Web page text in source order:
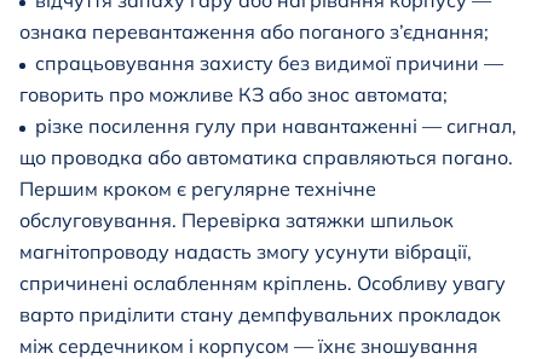
ознака перевантаження або поганого з’єднання;
спрацьовування захисту без видимої причини —
говорить про можливе КЗ або знос автомата;
різке посилення гулу при навантаженні — сигнал,
що проводка або автоматика справляються погано.
Першим кроком є ​​регулярне технічне
обслуговування. Перевірка затяжки шпильок
магнітопроводу надасть змогу усунути вібрації,
спричинені ослабленням кріплень. Особливу увагу
варто приділити стану демпфувальних прокладок
між сердечником і корпусом — їхнє зношування